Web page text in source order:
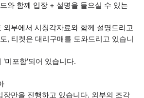
와 함께 입장 + 설명을 들으실 수 있는
부에서 시청각자료와 함께 설명드리고
, 티켓은 대리구매를 도와드리고 있습니
미포함'되어 있습니다.
장만을 진행하고 있습니다. 외부의 조각